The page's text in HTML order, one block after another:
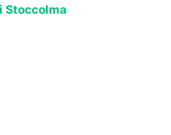
Stoccolma